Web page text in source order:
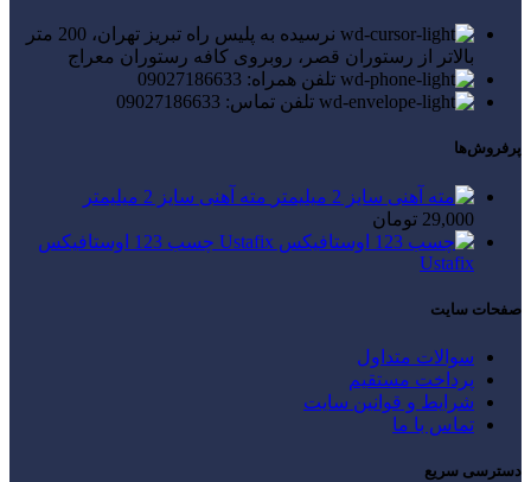
نرسیده به پلیس راه تبریز تهران، 200 متر
بالاتر از رستوران قصر، روبروی کافه رستوران معراج
تلفن همراه: 09027186633
تلفن تماس: 09027186633
پرفروش‌ها
مته آهنی سایز 2 میلیمتر
29,000 تومان
چسب 123 اوستافیکس
Ustafix
صفحات سایت
سوالات متداول
پرداخت مستقیم
شرایط و قوانین سایت
تماس با ما
دسترسی سریع